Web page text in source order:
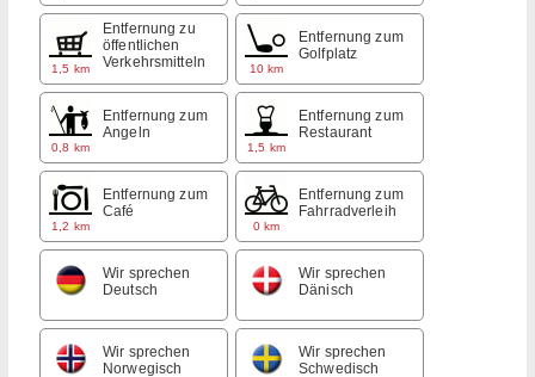
1,5 km
Entfernung zu
öffentlichen
Verkehrsmitteln
10 km
Entfernung zum
Golfplatz
0,8 km
Entfernung zum
Angeln
1,5 km
Entfernung zum
Restaurant
1,2 km
Entfernung zum
Café
0 km
Entfernung zum
Fahrradverleih
Wir sprechen
Deutsch
Wir sprechen
Dänisch
Wir sprechen
Norwegisch
Wir sprechen
Schwedisch